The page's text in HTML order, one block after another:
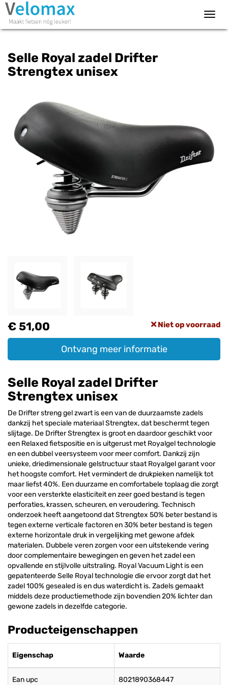
Selle Royal zadel Drifter
Strengtex unisex
€ 51,00 Niet op voorraad
Ontvang meer informatie
Selle Royal zadel Drifter
Strengtex unisex
De Drifter streng gel zwart is een van de duurzaamste zadels
dankzij het speciale materiaal Strengtex, dat beschermt tegen
slijtage. De Drifter Strengtex is groot en daardoor geschikt voor
een Relaxed fietspositie en is uitgerust met Royalgel technologie
en een dubbel veersysteem voor meer comfort. Dankzij zijn
unieke, driedimensionale gelstructuur staat Royalgel garant voor
het hoogste comfort. Het vermindert de drukpieken namelijk tot
maar liefst 40%. Een duurzame en comfortabele toplaag die zorgt
voor een versterkte elasticiteit en zeer goed bestand is tegen
perforaties, krassen, scheuren, en veroudering. Technisch
onderzoek heeft aangetoond dat Strengtex 50% beter bestand is
tegen externe verticale factoren en 30% beter bestand is tegen
externe horizontale druk in vergelijking met gewone afdek
materialen. Dubbele veren zorgen voor een uitstekende vering
door complementaire bewegingen en geven het zadel een
opvallende en stijlvolle uitstraling. Royal Vacuum Light is een
gepatenteerde Selle Royal technologie die ervoor zorgt dat het
zadel 100% gesealed is en dus waterdicht is. Zadels gemaakt
middels deze productiemethode zijn bovendien 20% lichter dan
gewone zadels in dezelfde categorie.
Producteigenschappen
Eigenschap Waarde
Ean upc 8021890368447